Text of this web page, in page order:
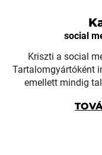
social
Kriszti a social
Tartalomgyártóként
emellett mindig